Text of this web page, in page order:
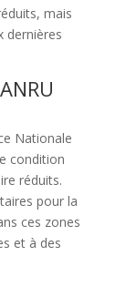
mais
dernières
Nationale
condition
réduits.
pour la
ces zones
et à des